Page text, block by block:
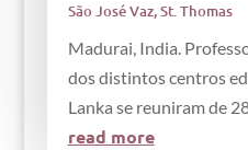
São José Vaz,St. Thomas
Madurai, India.
dos distintos centros
Lanka se reuniram de
read more